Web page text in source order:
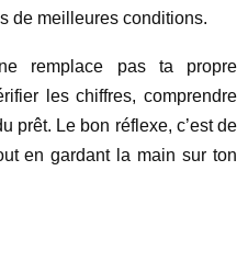
de meilleures conditions.
remplace pas ta propre
les chiffres, comprendre
prêt. Le bon réflexe, c’est de
en gardant la main sur ton